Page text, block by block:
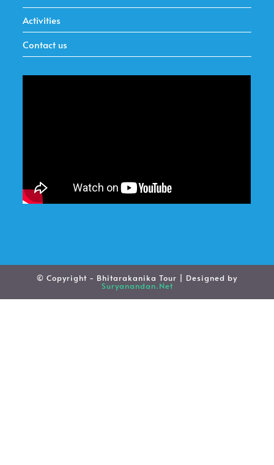
Activities
Contact us
© Copyright - Bhitarakanika Tour | Designed by
Suryanandan.Net